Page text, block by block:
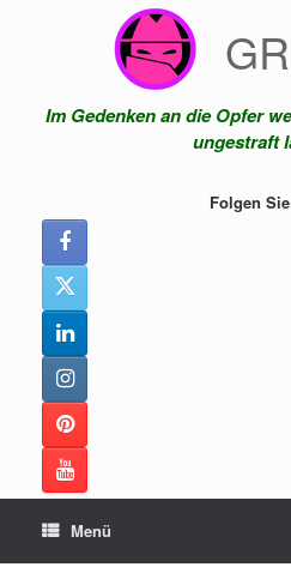
Im Gedenken an die Opfer
ungestraft
Folgen
Menü